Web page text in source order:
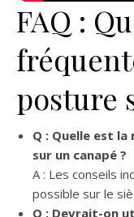
FAQ :
posture
Q : Quelle est
sur un canapé ?
A : Les conseils
possible sur le
Q : Devrait-on